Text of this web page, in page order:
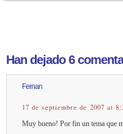
Han dejado 6
Fernan
17 de septiembre de 2007 at
Muy bueno! Por fin un tema que